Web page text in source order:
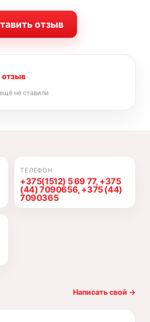
отзыв
отзыв
не ставили
ТЕЛЕФОН
+375(1512) 5 69 77, +375
(44) 7090656, +375 (44)
7090365
Написать свой →